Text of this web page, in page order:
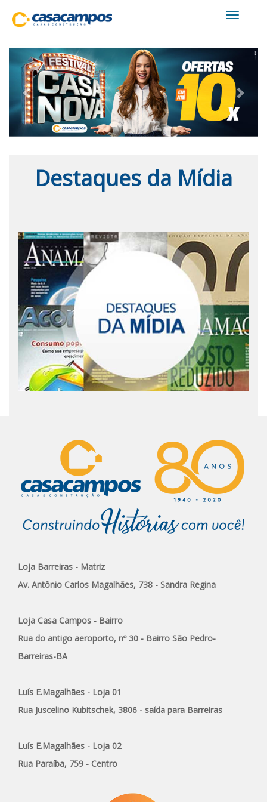
Toggle
Destaques da Mídia
Loja Barreiras - Matriz
Av. Antônio Carlos Magalhães, 738 - Sandra Regina
Loja Casa Campos - Bairro
Rua do antigo aeroporto, nº 30 - Bairro São Pedro-
Barreiras-BA
Luís E.Magalhães - Loja 01
Rua Juscelino Kubitschek, 3806 - saída para Barreiras
Luís E.Magalhães - Loja 02
Rua Paraíba, 759 - Centro